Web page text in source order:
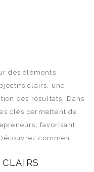
des éléments
clairs, une
des résultats. Dans
clés permettent de
favorisant
comment